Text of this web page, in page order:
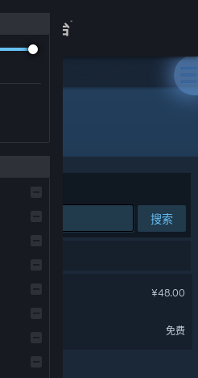
搜索
¥48.00
免费